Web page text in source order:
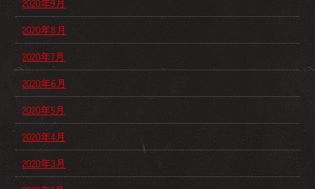
2020年9月
2020年8月
2020年7月
2020年6月
2020年5月
2020年4月
2020年3月